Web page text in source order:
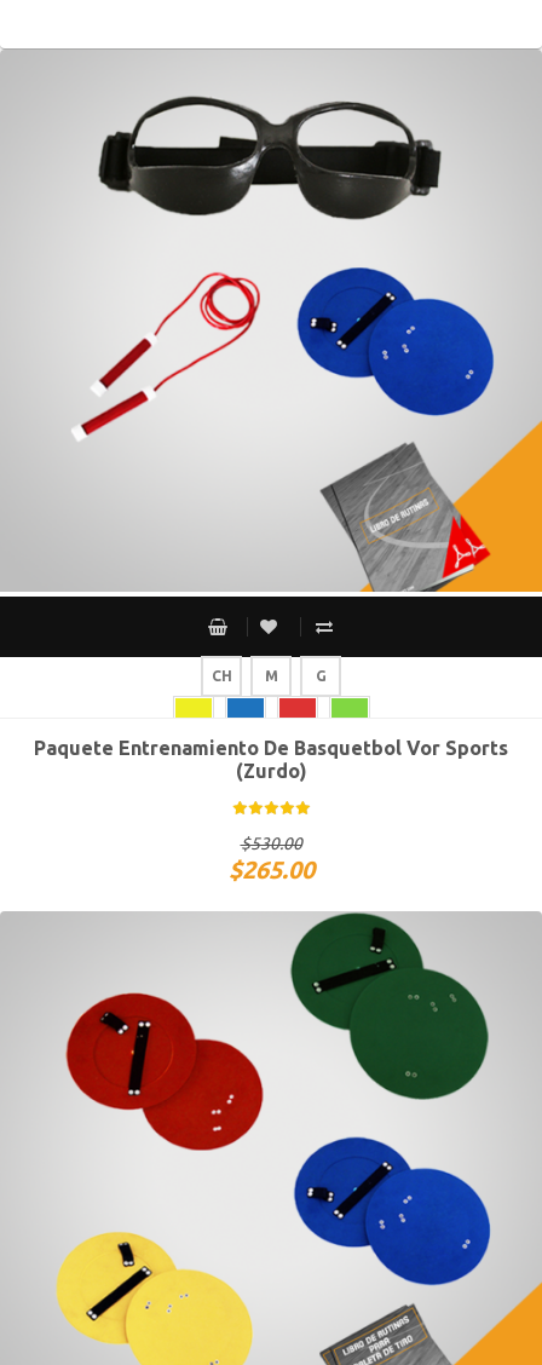
CH M G
Paquete Entrenamiento De Basquetbol Vor Sports
(Zurdo)
$530.00
$265.00